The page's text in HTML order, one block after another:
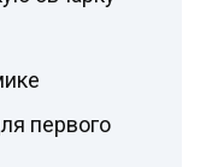
первого